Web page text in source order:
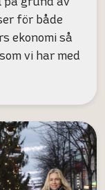
för både
ekonomi så
vi har med